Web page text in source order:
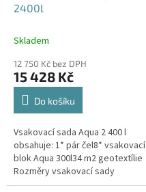
2400l
Skladem
12 750 Kč bez DPH
15 428 Kč
Do košíku
Vsakovací sada Aqua 2 400 l
obsahuje: 1* pár čel8* vsakovací
blok Aqua 300l34 m2 geotextílie
Rozměry vsakovací sady
960x80x52 cm Nosnost bloků až